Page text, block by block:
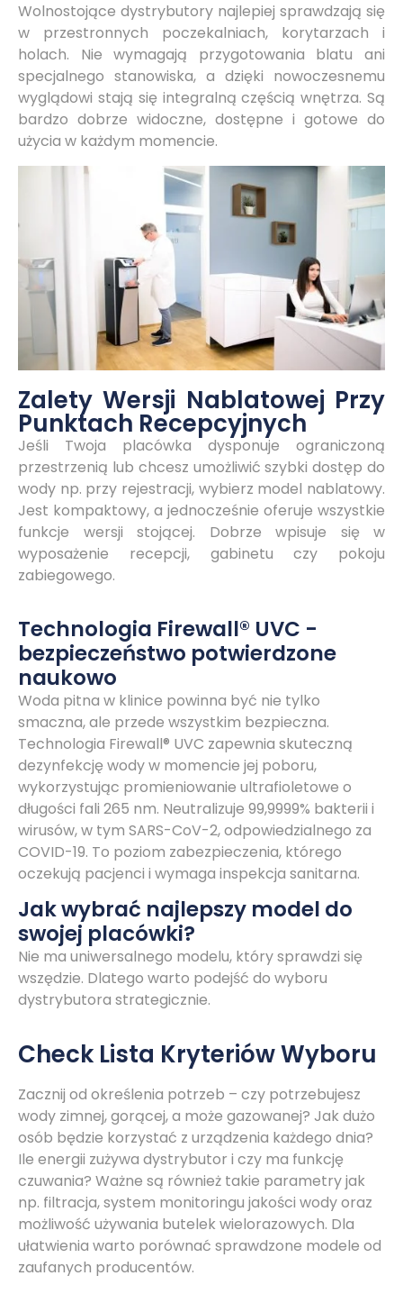
Wolnostojące dystrybutory najlepiej sprawdzają się
w przestronnych poczekalniach, korytarzach i
holach. Nie wymagają przygotowania blatu ani
specjalnego stanowiska, a dzięki nowoczesnemu
wyglądowi stają się integralną częścią wnętrza. Są
bardzo dobrze widoczne, dostępne i gotowe do
użycia w każdym momencie.
Zalety Wersji Nablatowej Przy
Punktach Recepcyjnych
Jeśli Twoja placówka dysponuje ograniczoną
przestrzenią lub chcesz umożliwić szybki dostęp do
wody np. przy rejestracji, wybierz model nablatowy.
Jest kompaktowy, a jednocześnie oferuje wszystkie
funkcje wersji stojącej. Dobrze wpisuje się w
wyposażenie recepcji, gabinetu czy pokoju
zabiegowego.
Technologia Firewall® UVC -
bezpieczeństwo potwierdzone
naukowo
Woda pitna w klinice powinna być nie tylko
smaczna, ale przede wszystkim bezpieczna.
Technologia Firewall® UVC zapewnia skuteczną
dezynfekcję wody w momencie jej poboru,
wykorzystując promieniowanie ultrafioletowe o
długości fali 265 nm. Neutralizuje 99,9999% bakterii i
wirusów, w tym SARS-CoV-2, odpowiedzialnego za
COVID-19. To poziom zabezpieczenia, którego
oczekują pacjenci i wymaga inspekcja sanitarna.
Jak wybrać najlepszy model do
swojej placówki?
Nie ma uniwersalnego modelu, który sprawdzi się
wszędzie. Dlatego warto podejść do wyboru
dystrybutora strategicznie.
Check Lista Kryteriów Wyboru
Zacznij od określenia potrzeb – czy potrzebujesz
wody zimnej, gorącej, a może gazowanej? Jak dużo
osób będzie korzystać z urządzenia każdego dnia?
Ile energii zużywa dystrybutor i czy ma funkcję
czuwania? Ważne są również takie parametry jak
np. filtracja, system monitoringu jakości wody oraz
możliwość używania butelek wielorazowych. Dla
ułatwienia warto porównać sprawdzone modele od
zaufanych producentów.